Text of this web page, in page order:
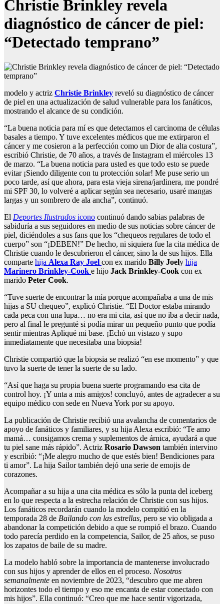
Christie Brinkley revela
diagnóstico de cáncer de piel:
“Detectado temprano”
modelo y actriz Christie Brinkley reveló su diagnóstico de cáncer
de piel en una actualización de salud vulnerable para los fanáticos,
mostrando el alcance de su condición.
“La buena noticia para mí es que detectamos el carcinoma de células
basales a tiempo. Y tuve excelentes médicos que me extirparon el
cáncer y me cosieron a la perfección como un Dior de alta costura”,
escribió Christie, de 70 años, a través de Instagram el miércoles 13
de marzo. “La buena noticia para usted es que todo esto se puede
evitar ¡Siendo diligente con tu protección solar! Me puse serio un
poco tarde, así que ahora, para esta vieja sirena/jardinera, me pondré
mi SPF 30, lo volveré a aplicar según sea necesario, usaré mangas
largas y un sombrero de ala ancha”, continuó.
El Deportes Ilustrados icono continuó dando sabias palabras de
sabiduría a sus seguidores en medio de sus noticias sobre cáncer de
piel, diciéndoles a sus fans que los “chequeos regulares de todo el
cuerpo” son “¡DEBEN!” De hecho, ni siquiera fue la cita médica de
Christie cuando le descubrieron el cáncer, sino la de sus hijos. Ella
comparte hija Alexa Ray Joel con ex marido Billy Joely hija
Marinero Brinkley-Cook e hijo Jack Brinkley-Cook con ex
marido Peter Cook.
“Tuve suerte de encontrar la mía porque acompañaba a una de mis
hijas a SU chequeo”, explicó Christie. “El Doctor estaba mirando
cada peca con una lupa… no era mi cita, así que no iba a decir nada,
pero al final le pregunté si podía mirar un pequeño punto que podía
sentir mientras Apliqué mi base. ¡Echó un vistazo y supo
inmediatamente que necesitaba una biopsia!
Christie compartió que la biopsia se realizó “en ese momento” y que
tuvo la suerte de tener la suerte de su lado.
“Así que haga su propia buena suerte programando esa cita de
control hoy. ¡Y unta a mis amigos! concluyó, antes de agradecer a su
equipo médico con sede en Nueva York por su apoyo.
La publicación de Christie recibió una avalancha de comentarios de
apoyo de fanáticos y familiares, y su hija Alexa escribió: “Te amo
mamá… consigamos crema y suplementos de árnica, ayudará a que
tu piel sane más rápido”. Actriz Rosario Dawson también intervino
y escribió: “¡Me alegro mucho de que estés bien! Bendiciones para
ti amor”. La hija Sailor también dejó una serie de emojis de
corazones.
Acompañar a su hija a una cita médica es sólo la punta del iceberg
en lo que respecta a la estrecha relación de Christie con sus hijos.
Los fanáticos recordarán cuando la modelo compitió en la
temporada 28 de Bailando con las estrellas, pero se vio obligada a
abandonar la competición debido a que se rompió el brazo. Cuando
todo parecía perdido en la competencia, Sailor, de 25 años, se puso
los zapatos de baile de su madre.
La modelo habló sobre la importancia de mantenerse involucrado
con sus hijos y aprender de ellos en el proceso. Nosotros
semanalmente en noviembre de 2023, “descubro que me abren
horizontes todo el tiempo y eso me encanta de estar conectado con
mis hijos”. Ella continuó: “Creo que me hace sentir vigorizada,